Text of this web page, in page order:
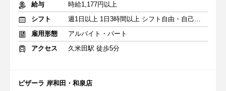
給与
時給1,177円以上
シフト
週1日以上 1日3時間以上 シフト自由・自己申告
雇用形態
アルバイト・パート
アクセス
久米田駅 徒歩5分
ピザーラ 岸和田・和泉店